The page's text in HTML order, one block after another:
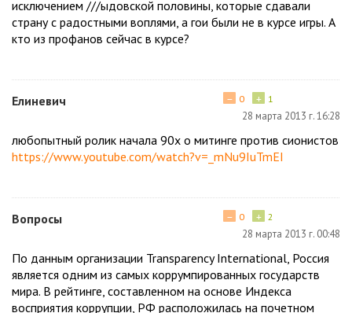
исключением ///ыдовской половины, которые сдавали
страну с радостными воплями, а гои были не в курсе игры. А
кто из профанов сейчас в курсе?
Елиневич + 1
− 0
28 марта 2013 г. 16:28
любопытный ролик начала 90х о митинге против сионистов
https://www.youtube.com/watch?v=_mNu9IuTmEI
Вопросы + 2
− 0
28 марта 2013 г. 00:48
По данным организации Transparency International, Россия
является одним из самых коррумпированных государств
мира. В рейтинге, составленном на основе Индекса
восприятия коррупции, РФ расположилась на почетном